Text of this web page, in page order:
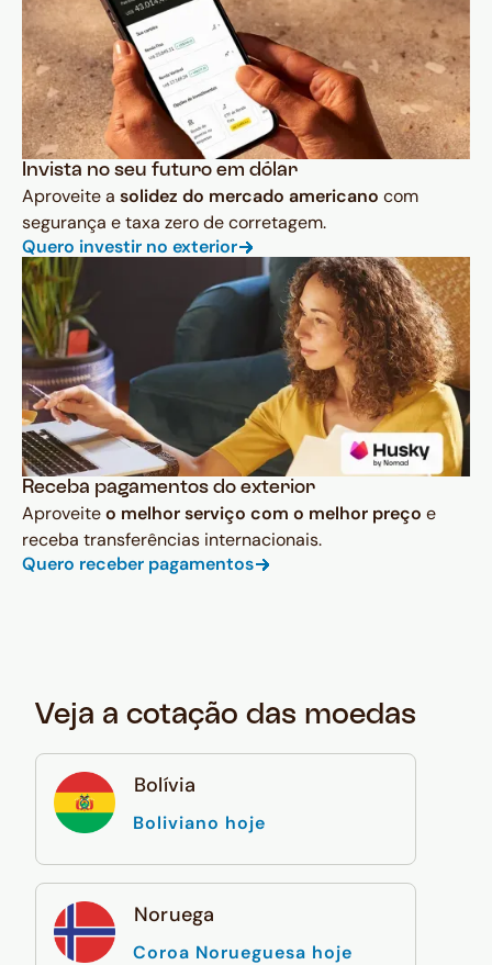
Invista no seu futuro em dólar
Aproveite a solidez do mercado americano com
segurança e taxa zero de corretagem.
Quero investir no exterior
Receba pagamentos do exterior
Aproveiteo melhor serviço com o melhor preço e
receba transferências internacionais.
Quero receber pagamentos
Veja a cotação das moedas
Bolívia
Boliviano hoje
Noruega
Coroa Norueguesa hoje